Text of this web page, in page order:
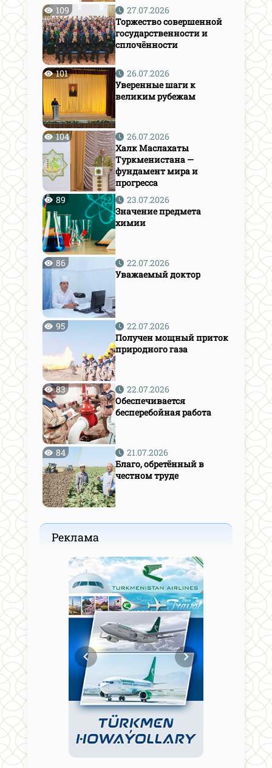
109
27.07.2026
Торжество совершенной
государственности и
сплочённости
101
26.07.2026
Уверенные шаги к
великим рубежам
104
26.07.2026
Халк Маслахаты
Туркменистана —
фундамент мира и
прогресса
89
23.07.2026
Значение предмета
химии
86
22.07.2026
Уважаемый доктор
95
22.07.2026
Получен мощный приток
природного газа
83
22.07.2026
Обеспечивается
бесперебойная работа
84
21.07.2026
Благо, обретённый в
честном труде
Реклама